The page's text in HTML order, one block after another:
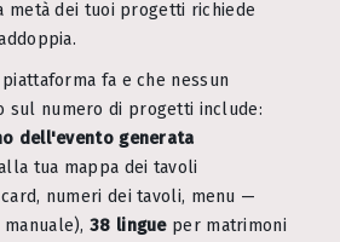
metà dei tuoi progetti richiede
fa e che nessun
sul numero di progetti include:
dell'evento generata
tua mappa dei tavoli
numeri dei tavoli, menu —
manuale),38 lingueper matrimoni